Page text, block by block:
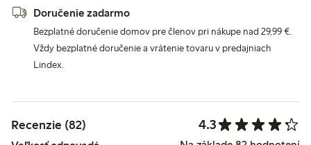
Doručenie zadarmo
Bezplatné doručenie domov pre členov pri nákupe nad 29,99 €.
Vždy bezplatné doručenie a vrátenie tovaru v predajniach
Lindex.
Recenzie (82) 4.3